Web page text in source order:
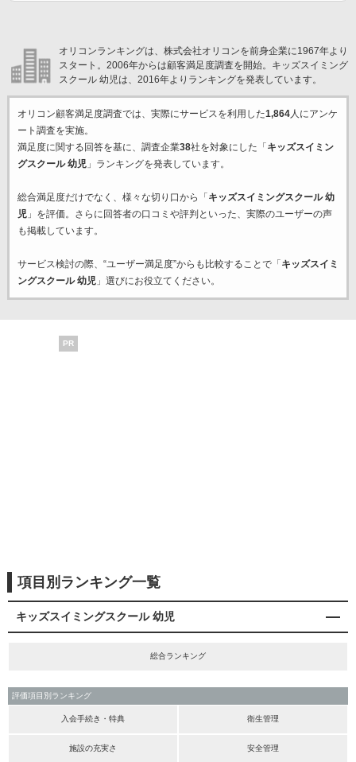
オリコンランキングは、株式会社オリコンを前身企業に1967年より
スタート。2006年からは顧客満足度調査を開始。キッズスイミング
スクール 幼児は、2016年よりランキングを発表しています。
オリコン顧客満足度調査では、実際にサービスを利用した1,864人にアンケ
ート調査を実施。
満足度に関する回答を基に、調査企業38社を対象にした「 キッズスイミン
グスクール 幼児」ランキングを発表しています。
総合満足度だけでなく、様々な切り口から「 キッズスイミングスクール 幼
児」を評価。さらに回答者の口コミや評判といった、実際のユーザーの声
も掲載しています。
サービス検討の際、“ユーザー満足度”からも比較することで「 キッズスイミ
ングスクール 幼児」選びにお役立てください。
PR
項目別ランキング一覧
キッズスイミングスクール 幼児
総合ランキング
評価項目別ランキング
入会手続き・特典 衛生管理
施設の充実さ 安全管理